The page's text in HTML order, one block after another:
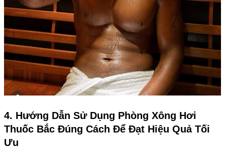
4. Hướng Dẫn Sử Dụng Phòng Xông Hơi
Thuốc Bắc Đúng Cách Để Đạt Hiệu Quả Tối
Ưu